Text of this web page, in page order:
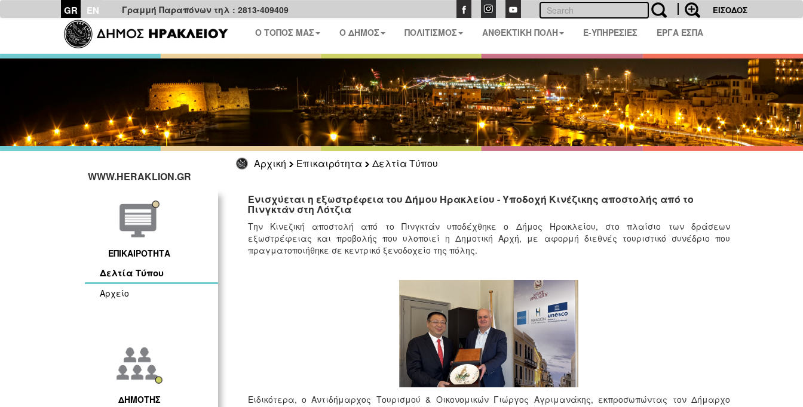
GR EN Γραμμή Παραπόνων τηλ : 2813-409409 ΕΙΣΟΔΟΣ
Ο ΤΟΠΟΣ ΜΑΣ Ο ΔΗΜΟΣ ΠΟΛΙΤΙΣΜΟΣ ΑΝΘΕΚΤΙΚΗ ΠΟΛΗ E-ΥΠΗΡΕΣΙΕΣ ΕΡΓΑ ΕΣΠΑ
Αρχική Επικαιρότητα
Δελτία Τύπου
WWW.HERAKLION.GR
ΕΠΙΚΑΙΡΟΤΗΤΑ
Δελτία Τύπου
Αρχείο
ΔΗΜΟΤΗΣ
Ενισχύεται η εξωστρέφεια του Δήμου Ηρακλείου - Υποδοχή Κινέζικης αποστολής από το
Πινγκτάν στη Λότζια
Την Κινεζική αποστολή από το Πινγκτάν υποδέχθηκε ο Δήμος Ηρακλείου, στο πλαίσιο των δράσεων
εξωστρέφειας και προβολής που υλοποιεί η Δημοτική Αρχή, με αφορμή διεθνές τουριστικό συνέδριο που
πραγματοποιήθηκε σε κεντρικό ξενοδοχείο της πόλης.
Ειδικότερα, ο Αντιδήμαρχος Τουρισμού & Οικονομικών Γιώργος Αγριμανάκης, εκπροσωπώντας τον Δήμαρχο